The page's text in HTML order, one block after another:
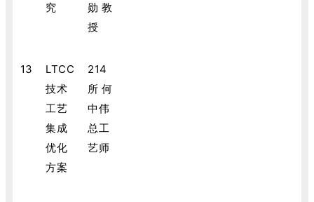
究
勋 教
授
13
LTCC
技术
工艺
集成
优化
方案
214
所 何
中伟
总工
艺师